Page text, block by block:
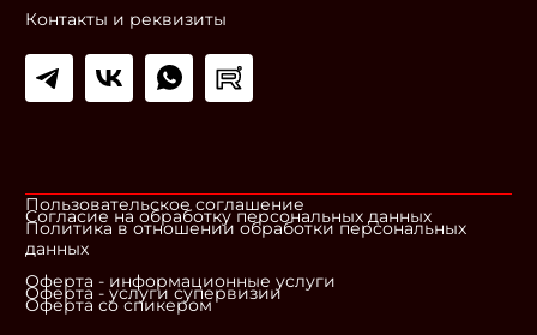
Контакты и реквизиты
Пользовательское соглашение
Согласие на обработку персональных данных
Политика в отношении обработки персональных
данных
Оферта - информационные услуги
Оферта - услуги супервизии
Оферта со спикером